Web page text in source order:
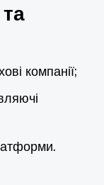
компанії;